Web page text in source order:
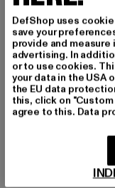
JUST RHYSE
Waikiki
24,84 EUR
Derzeitiger Preis:
34,99 EUR
DefShop uses
save your
provide and
advertising. In
or to use cookies.
your data in the USA
the EU data
this, click on
agree to this. Data